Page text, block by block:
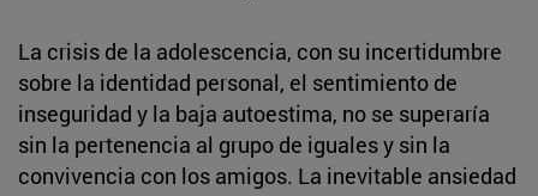
La crisis de la adolescencia, con su incertidumbre
sobre la identidad personal, el sentimiento de
inseguridad y la baja autoestima, no se superaría
sin la pertenencia al grupo de iguales y sin la
convivencia con los amigos. La inevitable ansiedad